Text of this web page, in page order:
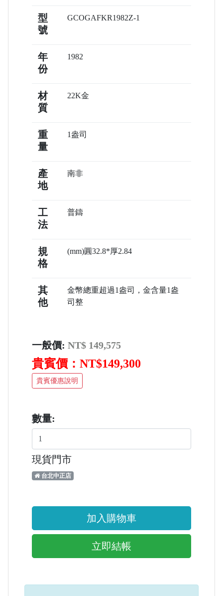
型
號
GCOGAFKR1982Z-1
年
份
1982
材
質
22K金
重
量
1盎司
產
地
南非
工
法
普鑄
規
格
(mm)圓32.8*厚2.84
其
他
金幣總重超過1盎司，金含量1盎
司整
一般價: NT$ 149,575
貴賓價：NT$149,300
貴賓優惠說明
數量:
現貨門市
台北中正店
加入購物車
立即結帳